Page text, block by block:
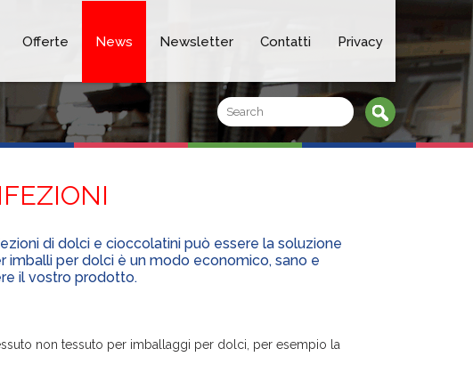
Offerte News Newsletter Contatti Privacy
di dolci e cioccolatini può essere la soluzione
imballi per dolci è un modo economico, sano e
il vostro prodotto.
non tessuto per imballaggi per dolci, per esempio la